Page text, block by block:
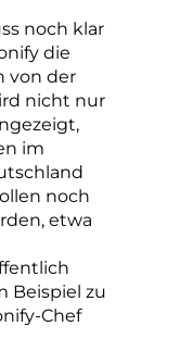
noch klar
die
von der
nicht nur
im
noch
etwa
Beispiel zu
Chef